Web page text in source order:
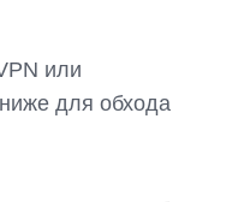
или
для обхода